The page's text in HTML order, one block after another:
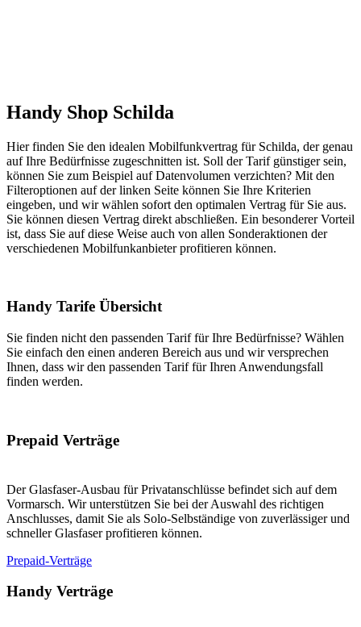
Handy Shop Schilda
Hier finden Sie den idealen Mobilfunkvertrag für Schilda, der genau
auf Ihre Bedürfnisse zugeschnitten ist. Soll der Tarif günstiger sein,
können Sie zum Beispiel auf Datenvolumen verzichten? Mit den
Filteroptionen auf der linken Seite können Sie Ihre Kriterien
eingeben, und wir wählen sofort den optimalen Vertrag für Sie aus.
Sie können diesen Vertrag direkt abschließen. Ein besonderer Vorteil
ist, dass Sie auf diese Weise auch von allen Sonderaktionen der
verschiedenen Mobilfunkanbieter profitieren können.
Handy Tarife Übersicht
Sie finden nicht den passenden Tarif für Ihre Bedürfnisse? Wählen
Sie einfach den einen anderen Bereich aus und wir versprechen
Ihnen, dass wir den passenden Tarif für Ihren Anwendungsfall
finden werden.
Prepaid Verträge
Der Glasfaser-Ausbau für Privatanschlüsse befindet sich auf dem
Vormarsch. Wir unterstützen Sie bei der Auswahl des richtigen
Anschlusses, damit Sie als Solo-Selbständige von zuverlässiger und
schneller Glasfaser profitieren können.
Prepaid-Verträge
Handy Verträge